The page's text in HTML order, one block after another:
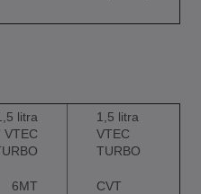
litra
VTEC
6MT
1,5 litra
VTEC
TURBO
CVT